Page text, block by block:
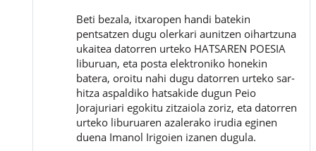
Beti bezala, itxaropen handi batekin
pentsatzen dugu olerkari aunitzen oihartzuna
ukaitea datorren urteko HATSAREN POESIA
liburuan, eta posta elektroniko honekin
batera, oroitu nahi dugu datorren urteko sar-
hitza aspaldiko hatsakide dugun Peio
Jorajuriari egokitu zitzaiola zoriz, eta datorren
urteko liburuaren azalerako irudia eginen
duena Imanol Irigoien izanen dugula.